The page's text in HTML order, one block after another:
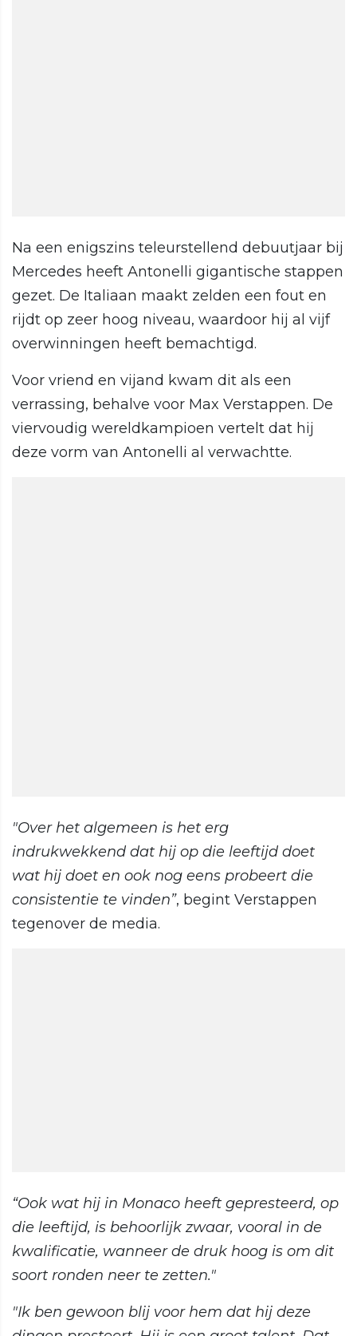
Na een enigszins teleurstellend debuutjaar bij
Mercedes heeft Antonelli gigantische stappen
gezet. De Italiaan maakt zelden een fout en
rijdt op zeer hoog niveau, waardoor hij al vijf
overwinningen heeft bemachtigd.
Voor vriend en vijand kwam dit als een
verrassing, behalve voor Max Verstappen. De
viervoudig wereldkampioen vertelt dat hij
deze vorm van Antonelli al verwachtte.
"Over het algemeen is het erg
indrukwekkend dat hij op die leeftijd doet
wat hij doet en ook nog eens probeert die
consistentie te vinden”, begint Verstappen
tegenover de media.
“Ook wat hij in Monaco heeft gepresteerd, op
die leeftijd, is behoorlijk zwaar, vooral in de
kwalificatie, wanneer de druk hoog is om dit
soort ronden neer te zetten."
"Ik ben gewoon blij voor hem dat hij deze